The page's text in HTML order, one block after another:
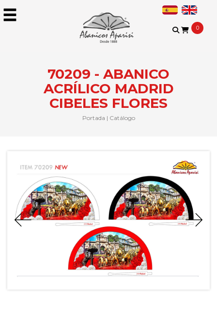
0
70209 - ABANICO
ACRÍLICO MADRID
CIBELES FLORES
Portada | Catálogo